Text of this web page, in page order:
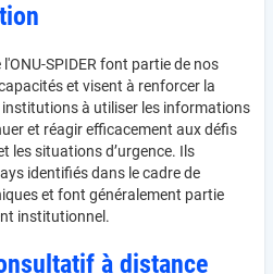
SPIDER font partie de nos
et visent à renforcer la
à utiliser les informations
et réagir efficacement aux défis
les situations d’urgence. Ils
identifiés dans le cadre de
et font généralement partie
institutionnel.
à distance